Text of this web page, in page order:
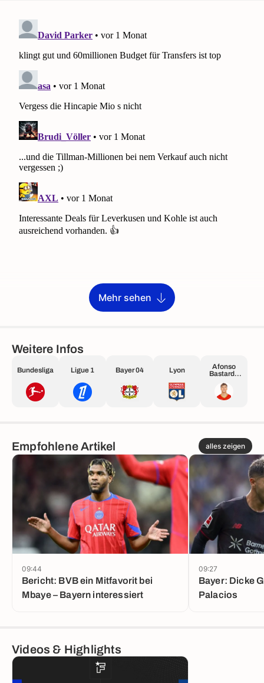
Mehr sehen
Weitere Infos
Bundesliga Ligue 1 Bayer 04 Lyon
Afonso
Bastardo
Moreira
Empfohlene Artikel alles zeigen
Bericht: BVB ein Mitfavorit bei
Mbaye – Bayern interessiert
09:44
Bayer: Dicke
Palacios
09:27
Videos & Highlights